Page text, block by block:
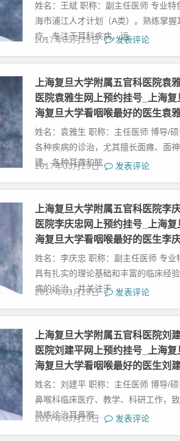
姓名：王斌 职称：副主任医师 专业
海市浦江人才计划（A类）。熟练掌
疗。专注于耳科疾病，运...
2017年03月29日 发表评论
上海复旦大学附属五官科医院袁
医院袁雅生网上预约挂号_上海
海复旦大学看咽喉最好的医生袁
姓名：袁雅生 职称：主任医师 博导/
各种疾病的诊治，尤其擅长面瘫、面
建、各种耳聋和眩...
2017年03月29日 发表评论
上海复旦大学附属五官科医院李
医院李庆忠网上预约挂号_上海
海复旦大学看咽喉最好的医生李
姓名：李庆忠 职称：副主任医师 专业
具有扎实的理论基础和丰富的临床经
病的诊治，并关注于...
2017年03月29日 发表评论
上海复旦大学附属五官科医院刘
医院刘建平网上预约挂号_上海
海复旦大学看咽喉最好的医生刘
姓名：刘建平 职称：主任医师 博导/
鼻喉科临床医疗、教学、科研工作，
熟练诊治耳鼻喉...
2017年03月29日 发表评论